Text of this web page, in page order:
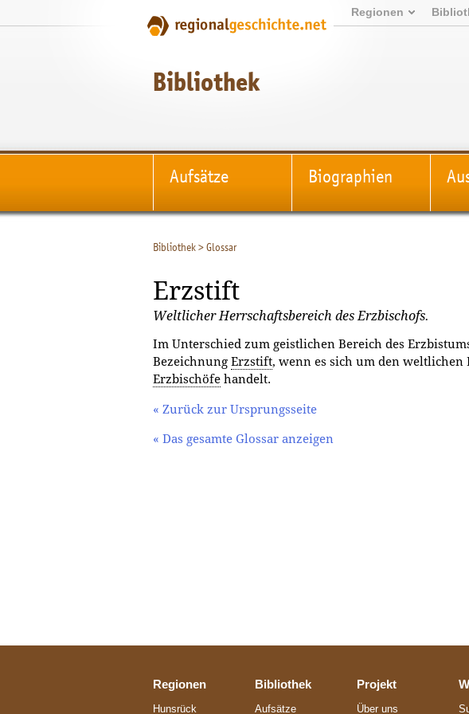
Regionen
Bibliothek
Aufsätze Biographien
Bibliothek>Glossar
Erzstift
Weltlicher Herrschaftsbereich des Erzbischofs.
Im Unterschied zum geistlichen Bereich des
Bezeichnung Erzstift, wenn es sich um den weltlichen
Erzbischöfe handelt.
« Zurück zur Ursprungsseite
« Das gesamte Glossar anzeigen
Regionen
Hunsrück
Bibliothek
Aufsätze
Projekt
Über uns